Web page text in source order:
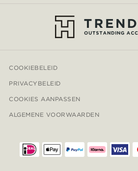
COOKIEBELEID
PRIVACYBELEID
COOKIES AANPASSEN
ALGEMENE VOORWAARDEN